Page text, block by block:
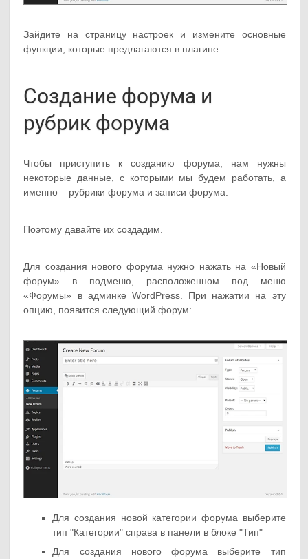
Зайдите на страницу настроек и измените основные
функции, которые предлагаются в плагине.
Создание форума и
рубрик форума
Чтобы приступить к созданию форума, нам нужны
некоторые данные, с которыми мы будем работать, а
именно – рубрики форума и записи форума.
Поэтому давайте их создадим.
Для создания нового форума нужно нажать на «Новый
форум» в подменю, расположенном под меню
«Форумы» в админке WordPress. При нажатии на эту
опцию, появится следующий форум:
Для создания новой категории форума выберите
тип "Категории" справа в панели в блоке "Тип"
Для создания нового форума выберите тип